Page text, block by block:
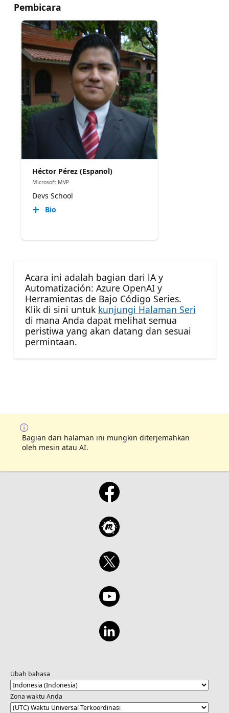
Pembicara
Héctor Pérez (Espanol)
Microsoft MVP
Devs School
Bio
Acara ini adalah bagian dari lA y
Automatización: Azure OpenAI y
Herramientas de Bajo Código Series.
Klik di sini untuk kunjungi Halaman Seri
di mana Anda dapat melihat semua
peristiwa yang akan datang dan sesuai
permintaan.
Bagian dari halaman ini mungkin diterjemahkan
oleh mesin atau AI.
Ubah bahasa
Zona waktu Anda